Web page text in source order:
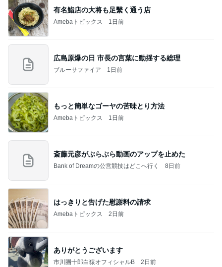
有名鮨店の大将も足繫く通う店
Amebaトピックス 1日前
広島原爆の日 市長の言葉に動揺する総理
ブルーサファイア 1日前
もっと簡単なゴーヤの苦味とり方法
Amebaトピックス 1日前
斎藤元彦がぶらぶら動画のアップを止めた
Bank of Dreamの公営競技はどこへ行く 8日前
はっきりと告げた慰謝料の請求
Amebaトピックス 2日前
ありがとうございます
市川團十郎白猿オフィシャルB 2日前